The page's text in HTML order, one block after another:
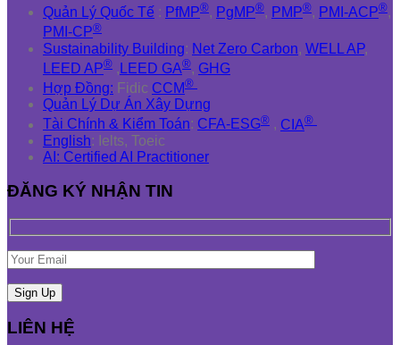
Quản Lý Quốc Tế : PfMP®, PgMP®, PMP®, PMI-ACP®,
PMI-CP®
Sustainability Building: Net Zero Carbon, WELL AP,
LEED AP® , LEED GA®, GHG
Hợp Đồng: Fidic CCM®
Quản Lý Dự Án Xây Dựng
Tài Chính & Kiểm Toán: CFA-ESG® , CIA®
English: Ielts, Toeic
AI: Certified AI Practitioner
ĐĂNG KÝ NHẬN TIN
LIÊN HỆ